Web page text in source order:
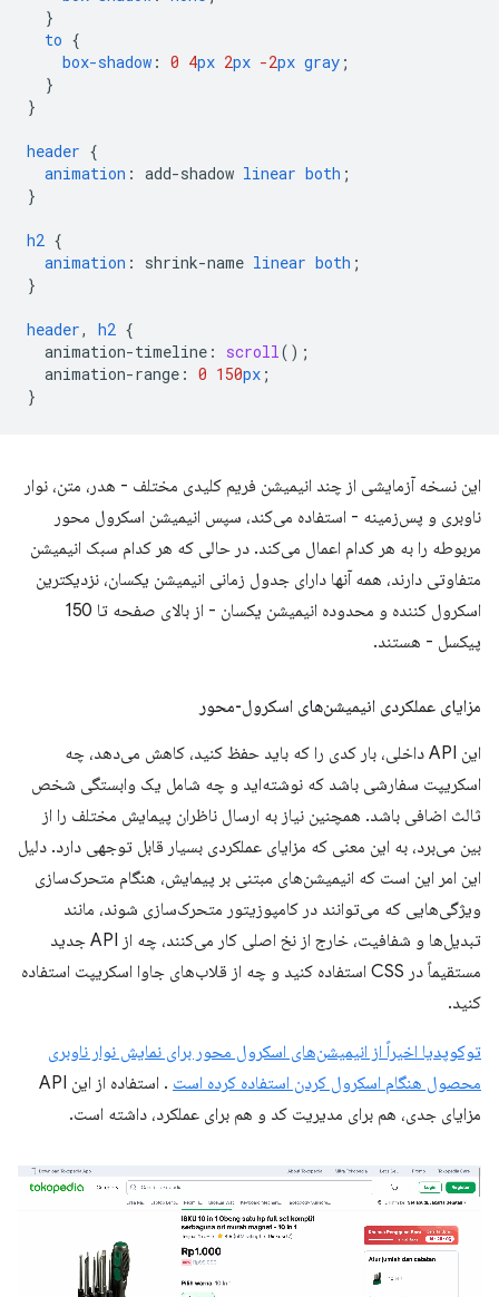
}
to {
box-shadow : 0 4px 2px -2px gray ;
}
}
header {
animation : add-shadow linear both ;
}
h2 {
animation : shrink-name linear both ;
}
header, h2 {
animation-timeline : scroll ();
animation-range : 0 150px ;
}
این نسخه آزمایشی از چند انیمیشن فریم کلیدی مختلف - هدر، متن، نوار
ناوبری و پس‌زمینه - استفاده می‌کند، سپس انیمیشن اسکرول محور
مربوطه را به هر کدام اعمال می‌کند. در حالی که هر کدام سبک انیمیشن
متفاوتی دارند، همه آنها دارای جدول زمانی انیمیشن یکسان، نزدیکترین
اسکرول کننده و محدوده انیمیشن یکسان - از بالای صفحه تا 150
پیکسل - هستند.
مزایای عملکردی انیمیشن‌های اسکرول-محور
این API داخلی، بار کدی را که باید حفظ کنید، کاهش می‌دهد، چه
اسکریپت سفارشی باشد که نوشته‌اید و چه شامل یک وابستگی شخص
ثالث اضافی باشد. همچنین نیاز به ارسال ناظران پیمایش مختلف را از
بین می‌برد، به این معنی که مزایای عملکردی بسیار قابل توجهی دارد. دلیل
این امر این است که انیمیشن‌های مبتنی بر پیمایش، هنگام متحرک‌سازی
ویژگی‌هایی که می‌توانند در کامپوزیتور متحرک‌سازی شوند، مانند
تبدیل‌ها و شفافیت، خارج از نخ اصلی کار می‌کنند، چه از API جدید
مستقیماً در CSS استفاده کنید و چه از قلاب‌های جاوا اسکریپت استفاده
کنید.
توکوپدیا اخیراً از انیمیشن‌های اسکرول محور برای نمایش نوار ناوبری
محصول هنگام اسکرول کردن استفاده کرده است
. استفاده از این API
مزایای جدی، هم برای مدیریت کد و هم برای عملکرد، داشته است.